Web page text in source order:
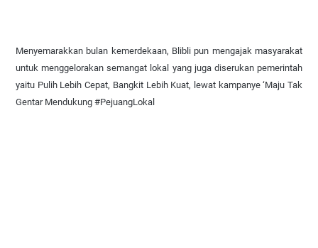
Menyemarakkan bulan kemerdekaan, Blibli pun mengajak masyarakat
untuk menggelorakan semangat lokal yang juga diserukan pemerintah
yaitu Pulih Lebih Cepat, Bangkit Lebih Kuat, lewat kampanye ‘Maju Tak
Gentar Mendukung #PejuangLokal